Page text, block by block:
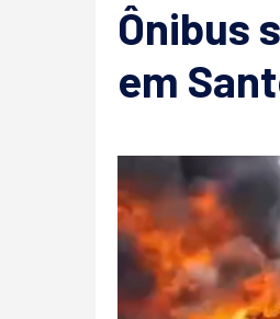
Ônibus
em